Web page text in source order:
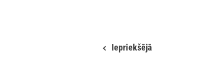
Iepriekšējā